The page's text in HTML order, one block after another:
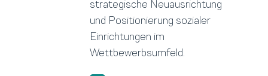
strategische Neuausrichtung
und Positionierung sozialer
Einrichtungen im
Wettbewerbsumfeld.